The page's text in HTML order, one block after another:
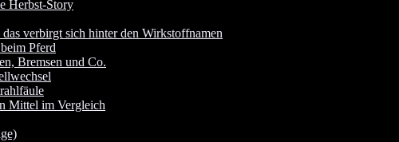
Herbst-Story
verbirgt sich hinter den Wirkstoffnamen
Pferd
Bremsen und Co.
Mittel im Vergleich